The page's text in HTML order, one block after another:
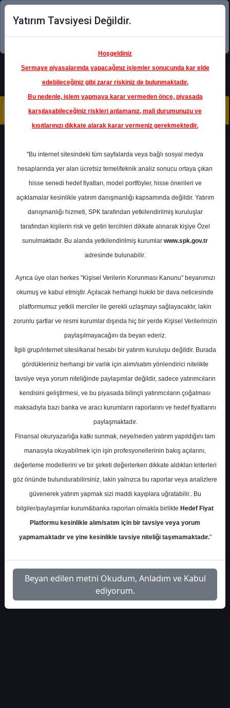
Şimdi uygulamayı indirin!
Ana Sayfa
Raporlar
Yapı Kredi Yatırım
Rapor Detay
AKBNK - Hedef Fiyat
Yapı Kredi Yatırım 31 Ocak 2025
Yapı Kredi Yatırım, AKBNK-Akbank için hedef
fiyatını 82 TL, tavsiyesini "tut" olarak
korudu.
S.No Dosya Adı İndir
1
yapi-kredi-akbnk-hedef-
fiyat-503858
İlgili
Dosyayı İndir
Yatırım Tavsiyesi Değildir.
Hoşgeldiniz
Sermaye piyasalarında yapacağınız işlemler sonucunda kar elde
edebileceğiniz gibi zarar riskiniz de bulunmaktadır.
Bu nedenle, işlem yapmaya karar vermeden önce, piyasada
karşılaşabileceğiniz riskleri anlamanız, mali durumunuzu ve
kısıtlarınızı dikkate alarak karar vermeniz gerekmektedir.
"Bu internet sitesindeki tüm sayfalarda veya bağlı sosyal medya
hesaplarında yer alan ücretsiz temel/teknik analiz sonucu ortaya çıkan
hisse senedi hedef fiyatları, model portföyler, hisse önerileri ve
açıklamalar kesinlikle yatırım danışmanlığı kapsamında değildir. Yatırım
danışmanlığı hizmeti, SPK tarafından yetkilendirilmiş kuruluşlar
tarafından kişilerin risk ve getiri tercihleri dikkate alınarak kişiye Özel
sunulmaktadır. Bu alanda yetkilendirilmiş kurumlar www.spk.gov.tr
adresinde bulunabilir.
Ayrıca üye olan herkes "Kişisel Verilerin Korunması Kanunu" beyanımızı
okumuş ve kabul etmiştir. Açılacak herhangi hukiki bir dava neticesinde
platformumuz yetkili merciler ile gerekli uzlaşmayı sağlayacaktır, lakin
zorunlu şartlar ve resmi kurumlar dışında hiç bir yerde Kişisel Verilerinizin
paylaşılmayacağını da beyan ederiz.
İlgili grup/internet sitesi/kanal hesabı bir yatırım kuruluşu değildir. Burada
gördükleriniz herhangi bir varlık için alım/satım yönlendirici nitelikte
tavsiye veya yorum niteliğinde paylaşımlar değildir, sadece yatırımcıların
kendisini geliştirmesi, ve bu piyasada bilinçli yatırımcıların çoğalması
maksadıyla bazı banka ve aracı kurumların raporlarını ve hedef fiyatlarını
paylaşmaktadır.
Finansal okuryazarlığa katkı sunmak, neye/neden yatırım yapıldığını tam
manasıyla okuyabilmek için işin profesyonellerinin bakış açılarını,
değerleme modellerini ve bir şirketi değerlerken dikkate aldıkları kriterleri
göz önünde bulundurabilirsiniz, lakin yalnızca bu raporlar veya analizlere
güvenerek yatırım yapmak sizi maddi kayıplara uğratabilir.. Bu
bilgiler/paylaşımlar kurum&banka raporları olmakla birlikte Hedef Fiyat
Platformu kesinlikle alım/satım için bir tavsiye veya yorum
yapmamaktadır ve yine kesinlikle tavsiye niteliği taşımamaktadır."
Beyan edilen metni Okudum, Anladım ve Kabul
ediyorum.